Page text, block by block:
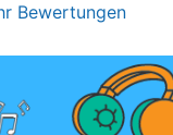
Bewertungen